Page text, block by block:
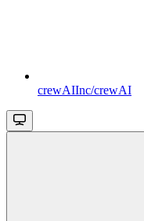
crewAIInc/crewAI